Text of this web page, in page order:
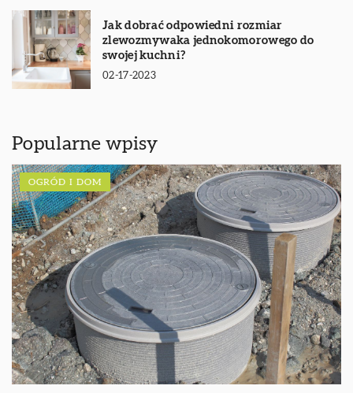
Jak dobrać odpowiedni rozmiar
zlewozmywaka jednokomorowego do
swojej kuchni?
02-17-2023
Popularne wpisy
OGRÓD I DOM